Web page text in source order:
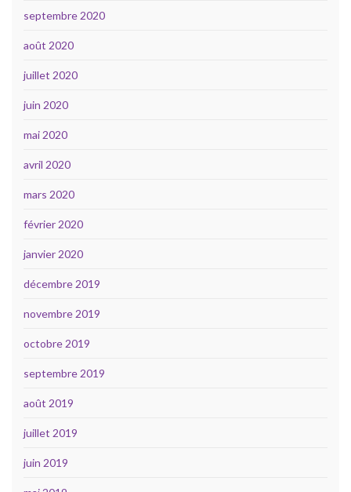
septembre 2020
août 2020
juillet 2020
juin 2020
mai 2020
avril 2020
mars 2020
février 2020
janvier 2020
décembre 2019
novembre 2019
octobre 2019
septembre 2019
août 2019
juillet 2019
juin 2019